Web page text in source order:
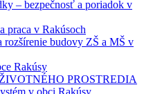
– bezpečnosť a poriadok v
praca v Rakúsoch
rozšírenie budovy ZŠ a MŠ v
Rakúsy
PROSTREDIA
v obci Rakúsy